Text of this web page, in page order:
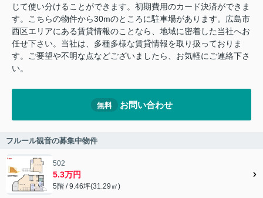
じて使い分けることができます。初期費用のカード決済ができま
す。こちらの物件から30mのところに駐車場があります。広島市
西区エリアにある賃貸情報のことなら、地域に密着した当社へお
任せ下さい。当社は、多種多様な賃貸情報を取り扱っておりま
す。ご要望や不明な点などございましたら、お気軽にご連絡下さ
い。
無料 お問い合わせ
フルール観音の募集中物件
502
5.3万円
5階 / 9.46坪(31.29㎡)